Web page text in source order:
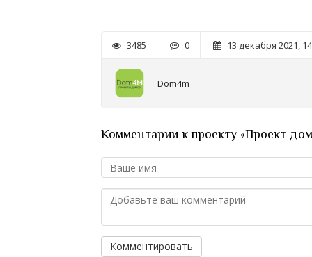
3485 0 13 декабря 2021,
Dom4m
Комментарии к проекту «Проект
Комментировать